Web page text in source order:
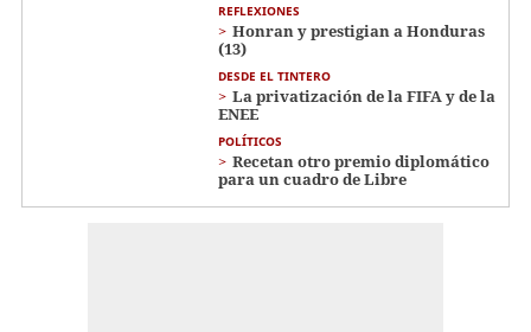
REFLEXIONES
Honran y prestigian a Honduras
(13)
DESDE EL TINTERO
La privatización de la FIFA y de la
ENEE
POLÍTICOS
Recetan otro premio diplomático
para un cuadro de Libre